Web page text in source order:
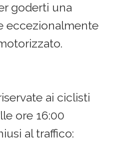
goderti una
eccezionalmente
ai ciclisti
ore 16:00
al traffico: